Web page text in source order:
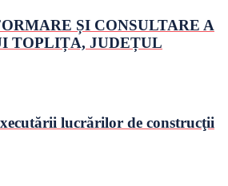
ȘI CONSULTARE A
TOPLIȚA, JUDEȚUL
lucrărilor de construcţii